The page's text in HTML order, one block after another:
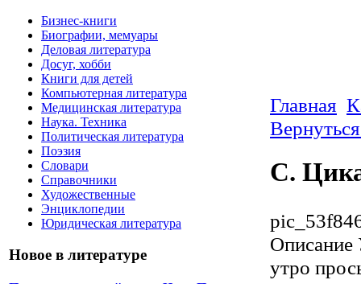
Бизнес-книги
Биографии, мемуары
Деловая литература
Досуг, хобби
Книги для детей
Компьютерная литература
Медицинская литература
Наука. Техника
Политическая литература
Поэзия
Словари
Справочники
Художественные
Энциклопедии
Юридическая литература
Новое в литературе
Главная
С.
Описание
утро